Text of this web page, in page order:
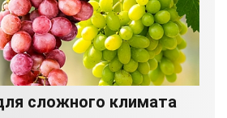
сложного климата